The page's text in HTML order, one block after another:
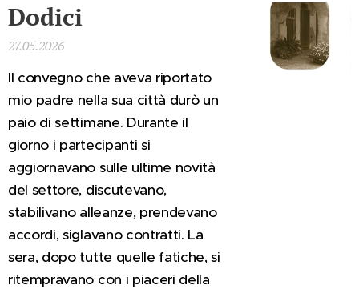
Dodici
27.05.2026
Il convegno che aveva riportato
mio padre nella sua città durò un
paio di settimane. Durante il
giorno i partecipanti si
aggiornavano sulle ultime novità
del settore, discutevano,
stabilivano alleanze, prendevano
accordi, siglavano contratti. La
sera, dopo tutte quelle fatiche, si
ritempravano con i piaceri della